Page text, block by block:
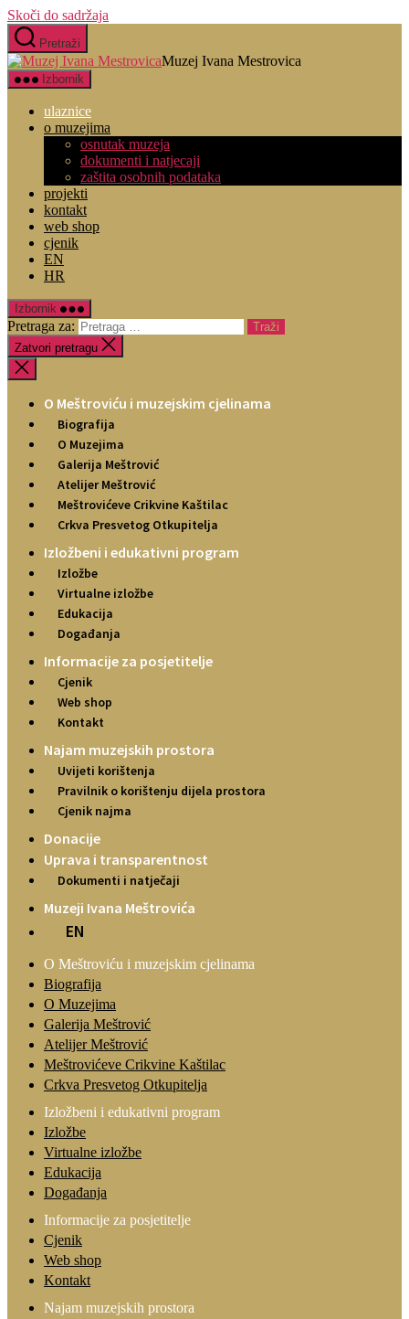
Skoči do sadržaja
Pretraži
Muzej Ivana Mestrovica
Izbornik
ulaznice
o muzejima
osnutak muzeja
dokumenti i natjecaji
zaštita osobnih podataka
projekti
kontakt
web shop
cjenik
EN
HR
Izbornik
Pretraga za:
Zatvori pretragu
O Meštroviću i muzejskim cjelinama
Biografija
O Muzejima
Galerija Meštrović
Atelijer Meštrović
Meštrovićeve Crikvine Kaštilac
Crkva Presvetog Otkupitelja
Izložbeni i edukativni program
Izložbe
Virtualne izložbe
Edukacija
Događanja
Informacije za posjetitelje
Cjenik
Web shop
Kontakt
Najam muzejskih prostora
Uvijeti korištenja
Pravilnik o korištenju dijela prostora
Cjenik najma
Donacije
Uprava i transparentnost
Dokumenti i natječaji
Muzeji Ivana Meštrovića
EN
O Meštroviću i muzejskim cjelinama
Biografija
O Muzejima
Galerija Meštrović
Atelijer Meštrović
Meštrovićeve Crikvine Kaštilac
Crkva Presvetog Otkupitelja
Izložbeni i edukativni program
Izložbe
Virtualne izložbe
Edukacija
Događanja
Informacije za posjetitelje
Cjenik
Web shop
Kontakt
Najam muzejskih prostora